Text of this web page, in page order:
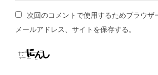
次回のコメントで使用するためブラウザ
メールアドレス、サイトを保存する。